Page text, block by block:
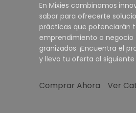
En Mixies combinamos
sabor para ofrecerte
prácticas que potenciarán
emprendimiento o negocio
granizados. ¡Encuentra el
y lleva tu oferta al siguiente
Comprar Ahora Ver